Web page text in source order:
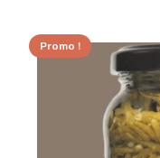
Promo !